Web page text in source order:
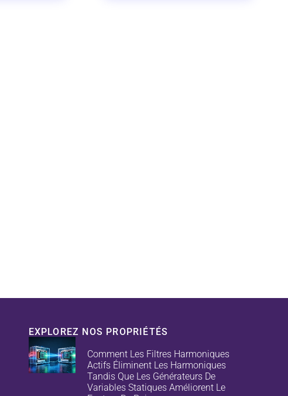
EXPLOREZ NOS PROPRIÉTÉS
Comment Les Filtres Harmoniques
Actifs Éliminent Les Harmoniques
Tandis Que Les Générateurs De
Variables Statiques Améliorent Le